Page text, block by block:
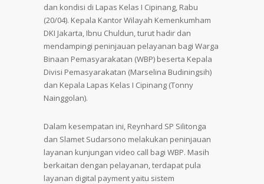
dan kondisi di Lapas Kelas I Cipinang, Rabu
(20/04). Kepala Kantor Wilayah Kemenkumham
DKI Jakarta, Ibnu Chuldun, turut hadir dan
mendampingi peninjauan pelayanan bagi Warga
Binaan Pemasyarakatan (WBP) beserta Kepala
Divisi Pemasyarakatan (Marselina Budiningsih)
dan Kepala Lapas Kelas I Cipinang (Tonny
Nainggolan).
Dalam kesempatan ini, Reynhard SP Silitonga
dan Slamet Sudarsono melakukan peninjauan
layanan kunjungan video call bagi WBP. Masih
berkaitan dengan pelayanan, terdapat pula
layanan digital payment yaitu sistem